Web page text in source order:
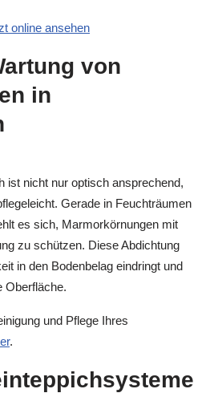
online ansehen
von
in
ist nicht nur optisch ansprechend,
Gerade in Feuchträumen
es sich, Marmorkörnungen mit
zu schützen. Diese Abdichtung
in den Bodenbelag eindringt und
Oberfläche.
und Pflege Ihres
.